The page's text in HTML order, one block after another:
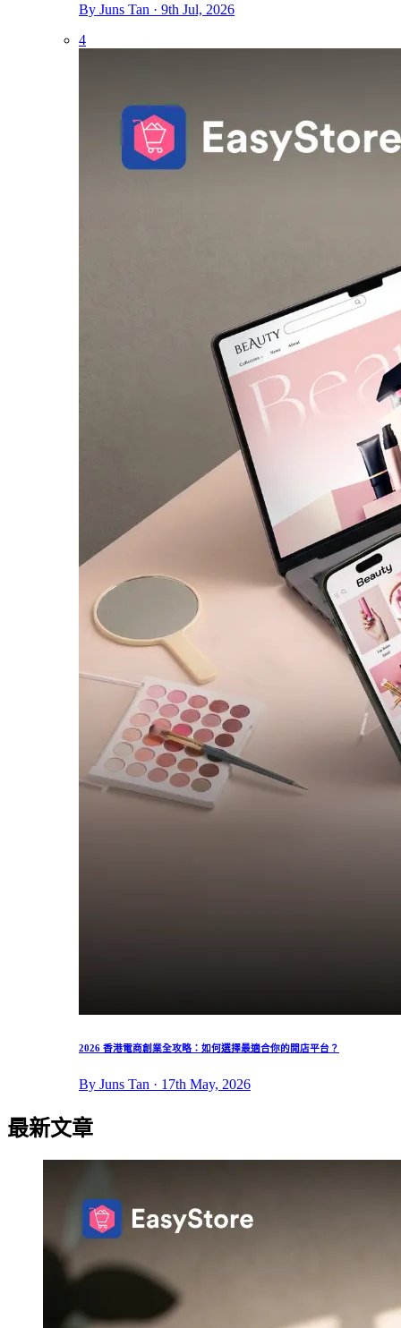
By Juns Tan · 9th Jul, 2026
4
2026 香港電商創業全攻略：如何選擇最適合你的開店平台？
By Juns Tan · 17th May, 2026
最新文章